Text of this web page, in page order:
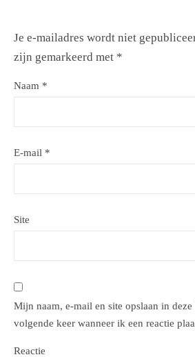
Je e-mailadres wordt niet
zijn gemarkeerd met *
Naam *
E-mail *
Site
Mijn naam, e-mail en site opslaan in
volgende keer wanneer ik een reactie
Reactie